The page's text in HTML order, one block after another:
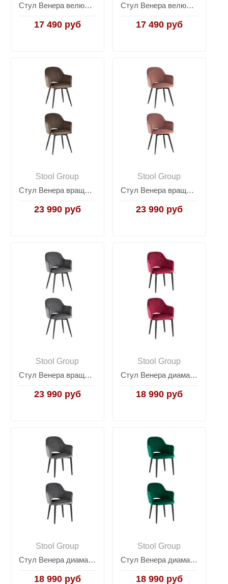
Стул Венера велюр сине-зеленый 2 шт
17 490 руб
Стул Венера велюр шампань 2 шт
17 490 руб
Stool Group
Стул Венера вращающийся велюр коричневый 2 шт
23 990 руб
Stool Group
Стул Венера вращающийся велюр пыльно-розовый 2 шт
23 990 руб
Stool Group
Стул Венера вращающийся велюр серый 2 шт
23 990 руб
Stool Group
Стул Венера диамант велюр бордовый 2 шт
18 990 руб
Stool Group
Стул Венера диамант велюр серый 2 шт
18 990 руб
Stool Group
Стул Венера диамант велюр изумрудный 2 шт
18 990 руб